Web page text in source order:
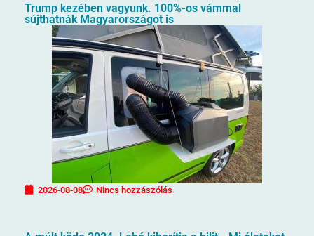
Trump kezében vagyunk. 100%-os vámmal
sújthatnák Magyarországot is
2026-08-08 Nincs hozzászólás